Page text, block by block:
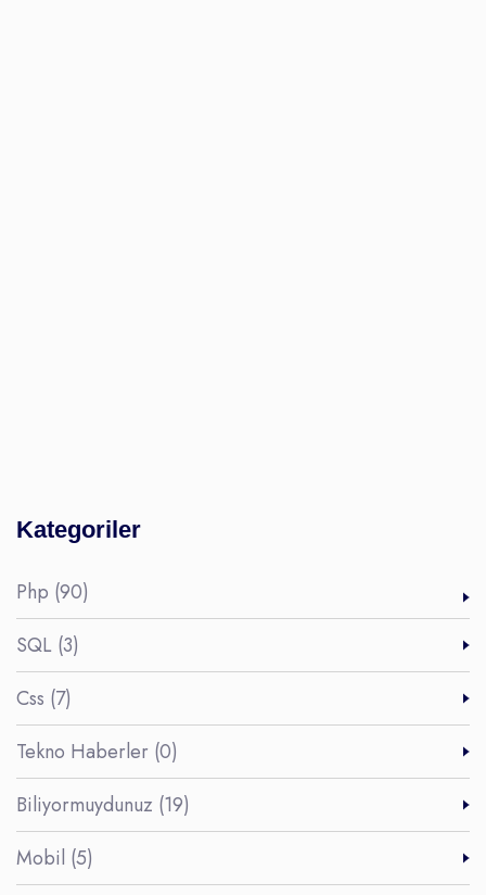
Kategoriler
Php (90)
SQL (3)
Css (7)
Tekno Haberler (0)
Biliyormuydunuz (19)
Mobil (5)